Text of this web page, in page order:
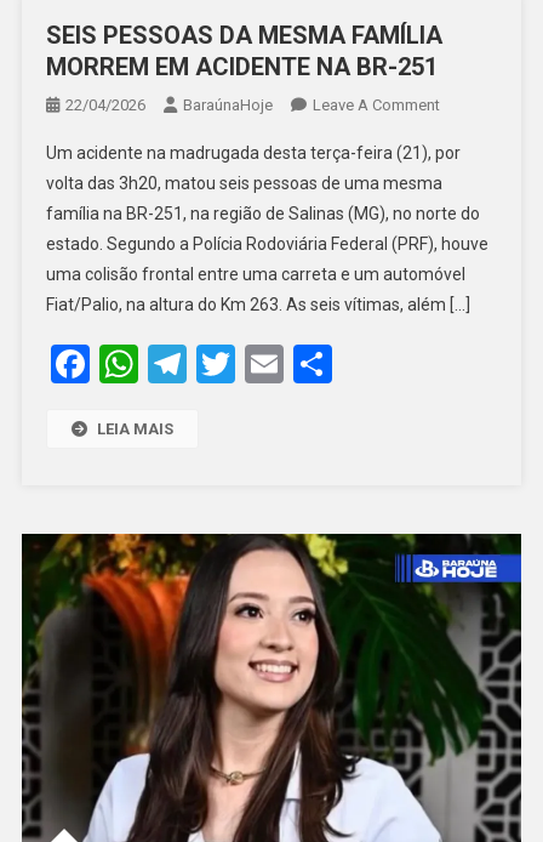
SEIS PESSOAS DA MESMA FAMÍLIA
MORREM EM ACIDENTE NA BR-251
22/04/2026 BaraúnaHoje Leave A CommentOn
PESSOAS
DA
MESMA
FAMÍLIA
MORREM
EM
Um acidente na madrugada desta terça-feira (21), por
volta das 3h20, matou seis pessoas de uma mesma
família na BR-251, na região de Salinas (MG), no norte do
estado. Segundo a Polícia Rodoviária Federal (PRF), houve
uma colisão frontal entre uma carreta e um automóvel
Fiat/Palio, na altura do Km 263. As seis vítimas, além […]
Facebook
WhatsApp
Telegram
Twitter
EmailShare
LEIA MAIS